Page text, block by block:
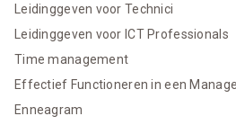
Leidinggeven voor Technici
Leidinggeven voor ICT Professionals
Time management
Effectief Functioneren in een
Enneagram